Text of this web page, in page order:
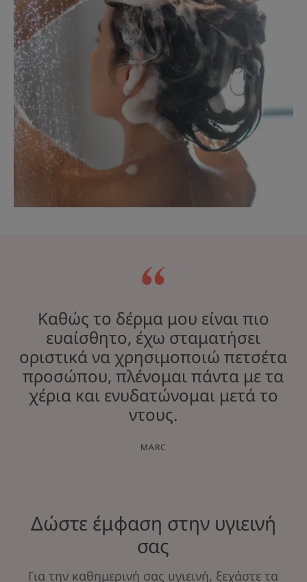
Καθώς το δέρμα μου είναι πιο
ευαίσθητο, έχω σταματήσει
οριστικά να χρησιμοποιώ πετσέτα
προσώπου, πλένομαι πάντα με τα
χέρια και ενυδατώνομαι μετά το
ντους.
MARC
Δώστε έμφαση στην υγιεινή
σας
Για την καθημερινή σας υγιεινή, ξεχάστε τα